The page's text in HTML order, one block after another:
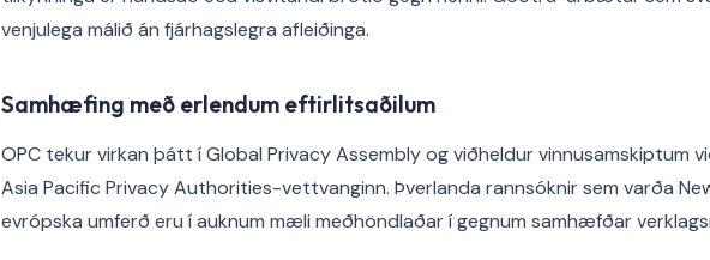
venjulega málið án fjárhagslegra afleiðinga.
Samhæfing með erlendum eftirlitsaðilum
OPC tekur virkan þátt í Global Privacy Assembly og viðheldur vinnusamskiptum
Asia Pacific Privacy Authorities-vettvanginn. Þverlanda rannsóknir sem varða
evrópska umferð eru í auknum mæli meðhöndlaðar í gegnum samhæfðar